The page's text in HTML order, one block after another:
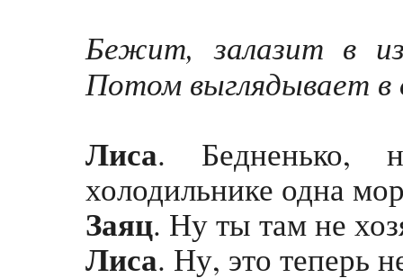
Бежит, залазит в
Потом выглядывает в
Лиса. Бедненько,
холодильнике одна
Заяц. Ну ты там не
Лиса. Ну, это теперь